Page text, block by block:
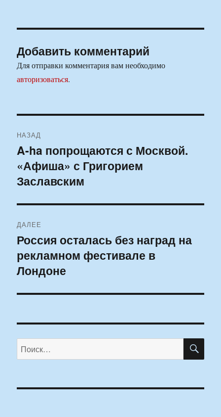
Добавить комментарий
Для отправки комментария вам необходимо
авторизоваться.
по
записям
НАЗАД
Предыдущая
запись:
A-ha попрощаются с Москвой.
«Афиша» с Григорием
Заславским
ДАЛЕЕ
Следующая
запись:
Россия осталась без наград на
рекламном фестивале в
Лондоне
Искать: